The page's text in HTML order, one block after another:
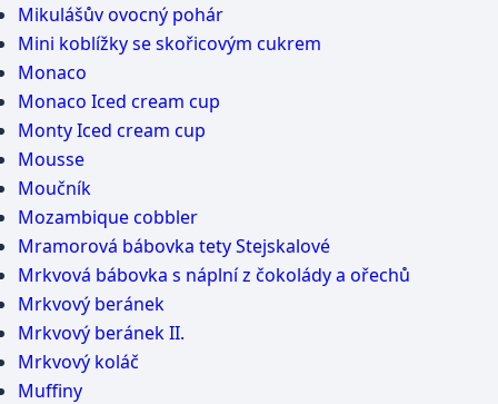
Mikulášův ovocný pohár
Mini koblížky se skořicovým cukrem
Monaco
Monaco Iced cream cup
Monty Iced cream cup
Mousse
Moučník
Mozambique cobbler
Mramorová bábovka tety Stejskalové
Mrkvová bábovka s náplní z čokolády a ořechů
Mrkvový beránek
Mrkvový beránek II.
Mrkvový koláč
Muffiny